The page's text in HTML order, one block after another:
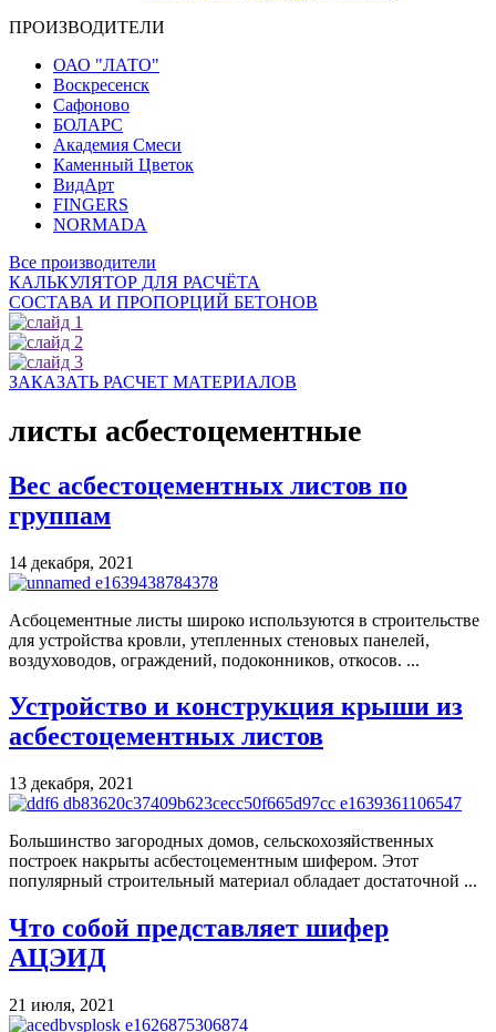
ПРОИЗВОДИТЕЛИ
ОАО "ЛАТО"
Воскресенск
Сафоново
БОЛАРС
Академия Смеси
Каменный Цветок
ВидАрт
FINGERS
NORMADA
Все производители
КАЛЬКУЛЯТОР ДЛЯ РАСЧЁТА
СОСТАВА И ПРОПОРЦИЙ БЕТОНОВ
ЗАКАЗАТЬ РАСЧЕТ МАТЕРИАЛОВ
листы асбестоцементные
Вес асбестоцементных листов по
группам
14 декабря, 2021
Асбоцементные листы широко используются в строительстве
для устройства кровли, утепленных стеновых панелей,
воздуховодов, ограждений, подоконников, откосов. ...
Устройство и конструкция крыши из
асбестоцементных листов
13 декабря, 2021
Большинство загородных домов, сельскохозяйственных
построек накрыты асбестоцементным шифером. Этот
популярный строительный материал обладает достаточной ...
Что собой представляет шифер
АЦЭИД
21 июля, 2021